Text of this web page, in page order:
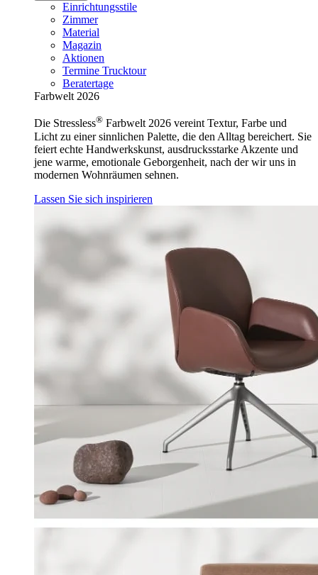
Einrichtungsstile
Zimmer
Material
Magazin
Aktionen
Termine Trucktour
Beratertage
Farbwelt 2026
Die Stressless® Farbwelt 2026 vereint Textur, Farbe und
Licht zu einer sinnlichen Palette, die den Alltag bereichert. Sie
feiert echte Handwerkskunst, ausdrucksstarke Akzente und
jene warme, emotionale Geborgenheit, nach der wir uns in
modernen Wohnräumen sehnen.
Lassen Sie sich inspirieren